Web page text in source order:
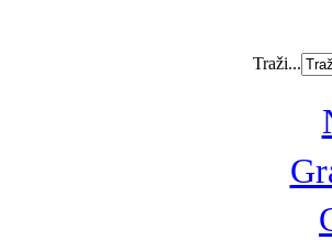
Traži...